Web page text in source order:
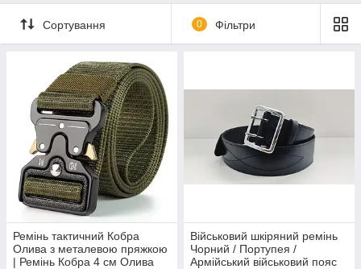
Сортування 0 Фільтри
Ремінь тактичний Кобра
Олива з металевою пряжкою
| Ремінь Кобра 4 см Олива
Військовий шкіряний ремінь
Чорний / Портупея /
Армійський військовий пояс